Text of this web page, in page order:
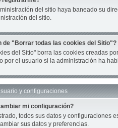
del sitio haya baneado su
del sitio.
de "Borrar todas las cookies del Sitio"?
del Sitio" borra las cookies creadas
por el usuario si la administración ha
y configuraciones
mi configuración?
todos sus datos y configuraciones
sus datos y preferencias.